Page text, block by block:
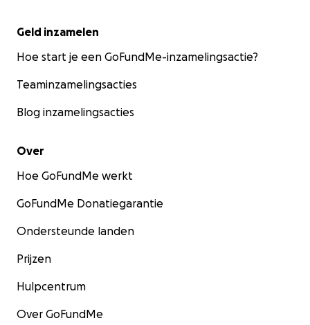
Geld inzamelen
Hoe start je een GoFundMe-inzamelingsactie?
Teaminzamelingsacties
Blog inzamelingsacties
Over
Hoe GoFundMe werkt
GoFundMe Donatiegarantie
Ondersteunde landen
Prijzen
Hulpcentrum
Over GoFundMe